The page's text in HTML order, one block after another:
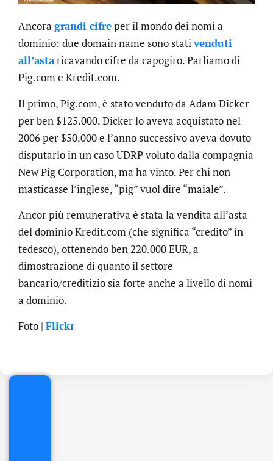
Ancora grandi cifreper il mondo dei nomi a
dominio: due domain name sono stativenduti
all’astaricavando cifre da capogiro. Parliamo di
Pig.com e Kredit.com.
Il primo, Pig.com, è stato venduto da Adam Dicker
per ben $125.000. Dicker lo aveva acquistato nel
2006 per $50.000 e l’anno successivo aveva dovuto
disputarlo in un caso UDRP voluto dalla compagnia
New Pig Corporation, ma ha vinto. Per chi non
masticasse l’inglese, “pig” vuol dire “maiale”.
Ancor più remunerativa è stata la vendita all’asta
del dominio Kredit.com (che significa “credito” in
tedesco), ottenendo ben 220.000 EUR, a
dimostrazione di quanto il settore
bancario/creditizio sia forte anche a livello di nomi
a dominio.
Foto | Flickr
.online